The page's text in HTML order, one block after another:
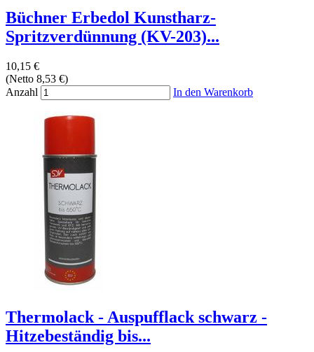
Büchner Erbedol Kunstharz-
Spritzverdünnung (KV-203)...
10,15 €
(Netto 8,53 €)
Anzahl
In den Warenkorb
Thermolack - Auspufflack schwarz -
Hitzebeständig bis...